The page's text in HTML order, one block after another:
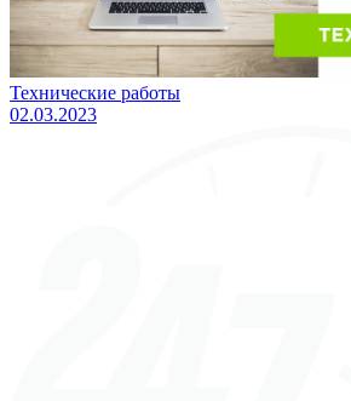
Технические работы
02.03.2023